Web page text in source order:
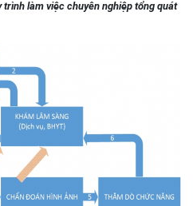
làm việc chuyên nghiệp tổng quát